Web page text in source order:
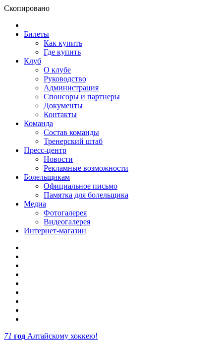
Скопировано
Билеты
Как купить
Где купить
Клуб
О клубе
Руководство
Администрация
Спонсоры и партнеры
Документы
Контакты
Команда
Состав команды
Тренерский штаб
Пресс-центр
Новости
Рекламные возможности
Болельщикам
Официальное письмо
Памятка для болельщика
Медиа
Фотогалерея
Видеогалерея
Интернет-магазин
71 год Алтайскому хоккею!